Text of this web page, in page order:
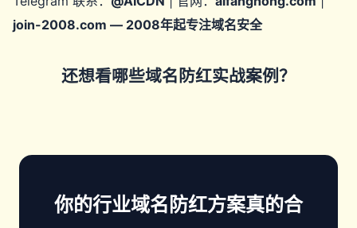
join-2008.com — 2008年起专注域名安全
还想看哪些域名防红实战案例？
你的行业域名防红方案真的合